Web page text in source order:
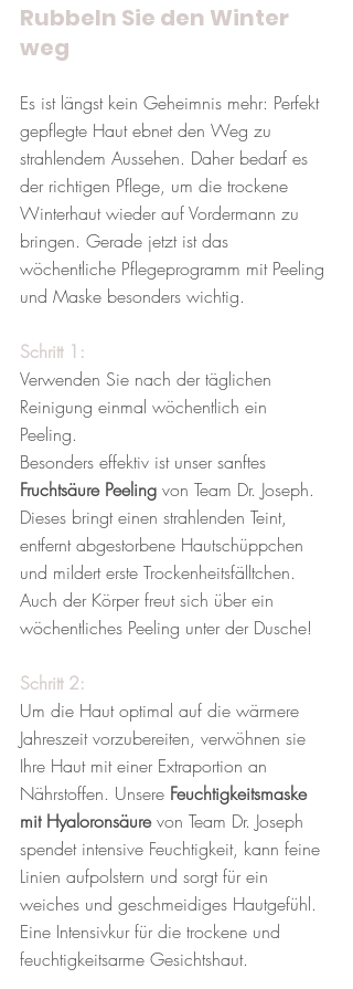
Rubbeln Sie den Winter
weg
Es ist längst kein Geheimnis mehr: Perfekt
gepflegte Haut ebnet den Weg zu
strahlendem Aussehen. Daher bedarf es
der richtigen Pflege, um die trockene
Winterhaut wieder auf Vordermann zu
bringen. Gerade jetzt ist das
wöchentliche Pflegeprogramm mit Peeling
und Maske besonders wichtig.
Schritt 1:
Verwenden Sie nach der täglichen
Reinigung einmal wöchentlich ein
Peeling.
Besonders effektiv ist unser sanftes
Fruchtsäure Peeling von Team Dr. Joseph.
Dieses bringt einen strahlenden Teint,
entfernt abgestorbene Hautschüppchen
und mildert erste Trockenheitsfälltchen.
Auch der Körper freut sich über ein
wöchentliches Peeling unter der Dusche!
Schritt 2:
Um die Haut optimal auf die wärmere
Jahreszeit vorzubereiten, verwöhnen sie
Ihre Haut mit einer Extraportion an
Nährstoffen. Unsere Feuchtigkeitsmaske
mit Hyaloronsäure von Team Dr. Joseph
spendet intensive Feuchtigkeit, kann feine
Linien aufpolstern und sorgt für ein
weiches und geschmeidiges Hautgefühl.
Eine Intensivkur für die trockene und
feuchtigkeitsarme Gesichtshaut.